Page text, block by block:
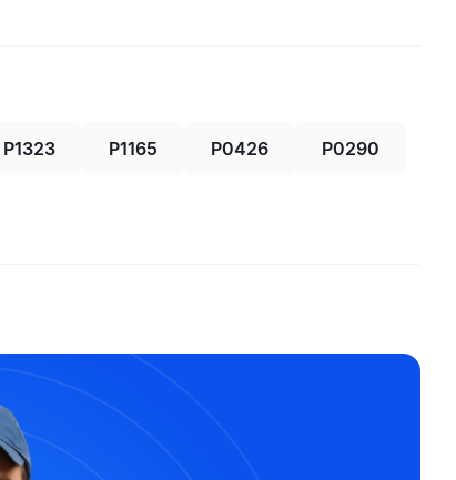
P1323 P1165 P0426 P0290